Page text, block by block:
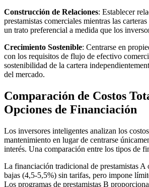
Construcción de Relaciones: Establecer
prestamistas comerciales mientras las
un trato preferencial a medida que los
Crecimiento Sostenible: Centrarse en
con los requisitos de flujo de efectivo
sostenibilidad de la cartera
del mercado.
Comparación de Costos
Opciones de Financiación
Los inversores inteligentes analizan los
mantenimiento en lugar de centrarse
interés. Una comparación entre los tipos de
La financiación tradicional de prestamistas A
bajas (4,5-5,5%) sin tarifas, pero impone
Los programas de prestamistas B